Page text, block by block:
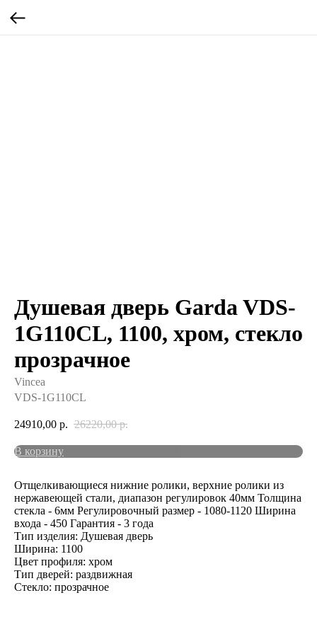
Душевая дверь Garda VDS-
1G110CL, 1100, хром, стекло
прозрачное
Vincea
VDS-1G110CL
24910,00 р. 26220,00 р.
В корзину
Отщелкивающиеся нижние ролики, верхние ролики из
нержавеющей стали, диапазон регулировок 40мм Толщина
стекла - 6мм Регулировочный размер - 1080-1120 Ширина
входа - 450 Гарантия - 3 года
Тип изделия: Душевая дверь
Ширина: 1100
Цвет профиля: хром
Тип дверей: раздвижная
Стекло: прозрачное